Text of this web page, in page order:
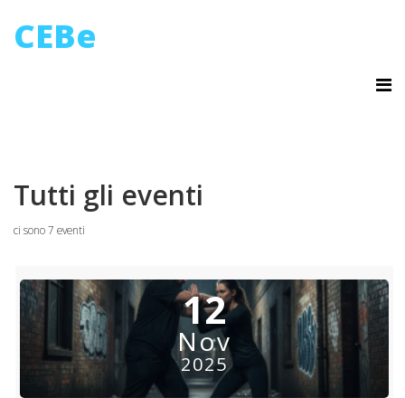
CEBe
Tutti gli eventi
ci sono 7 eventi
12
Nov
2025